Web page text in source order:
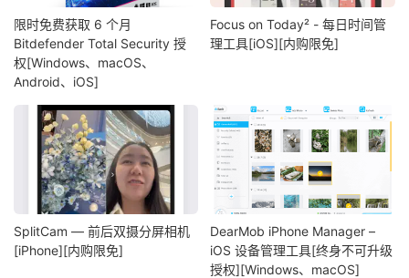
限时免费获取 6 个月
Bitdefender Total Security 授
权[Windows、macOS、
Android、iOS]
Focus on Today² - 每日时间管
理工具[iOS][内购限免]
SplitCam — 前后双摄分屏相机
[iPhone][内购限免]
DearMob iPhone Manager –
iOS 设备管理工具[终身不可升级
授权][Windows、macOS]